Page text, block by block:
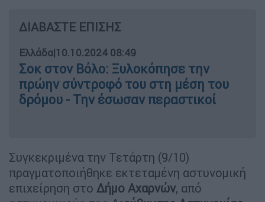
ΔΙΑΒΑΣΤΕ ΕΠΙΣΗΣ
Ελλάδα|10.10.2024 08:49
Σοκ στον Βόλο: Ξυλοκόπησε την
πρώην σύντροφό του στη μέση του
δρόμου - Την έσωσαν περαστικοί
Συγκεκριμένα την Τετάρτη (9/10)
πραγματοποιήθηκε εκτεταμένη αστυνομική
επιχείρηση στο Δήμο Αχαρνών, από